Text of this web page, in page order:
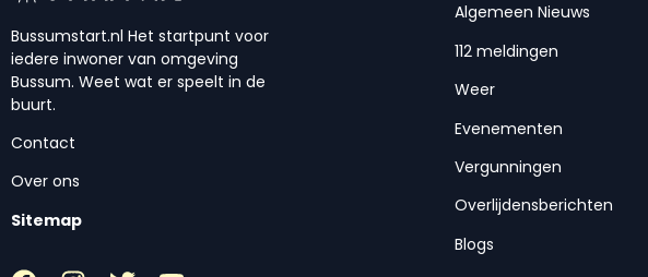
Bussumstart.nl Het startpunt voor
iedere inwoner van omgeving
Bussum. Weet wat er speelt in de
buurt.
Contact
Over ons
Sitemap
Algemeen Nieuws
112 meldingen
Weer
Evenementen
Vergunningen
Overlijdensberichten
Blogs